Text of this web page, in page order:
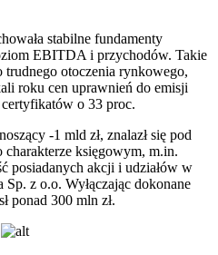
stabilne fundamenty
EBITDA i przychodów. Takie
trudnego otoczenia rynkowego,
roku cen uprawnień do emisji
o 33 proc.
-1 mld zł, znalazł się pod
charakterze księgowym, m.in.
posiadanych akcji i udziałów w
z o.o. Wyłączając dokonane
ponad 300 mln zł.